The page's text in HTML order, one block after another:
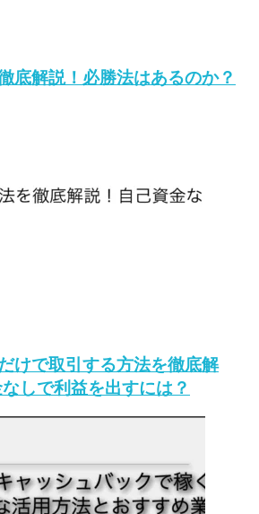
底解説！必勝法はあるのか？
けで取引する方法を徹底解
しで利益を出すには？